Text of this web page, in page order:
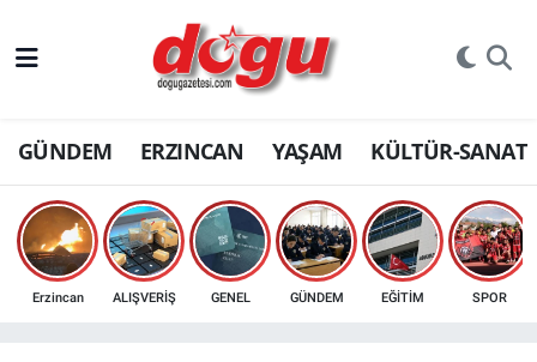
GÜNDEM ERZINCAN YAŞAM KÜLTÜR-SANAT
Erzincan ALIŞVERİŞ GENEL GÜNDEM EĞİTİM SPOR
ERZINCAN
GÜNDEM
ERZİNCAN FOTOĞRAFLARI
SAĞLIK